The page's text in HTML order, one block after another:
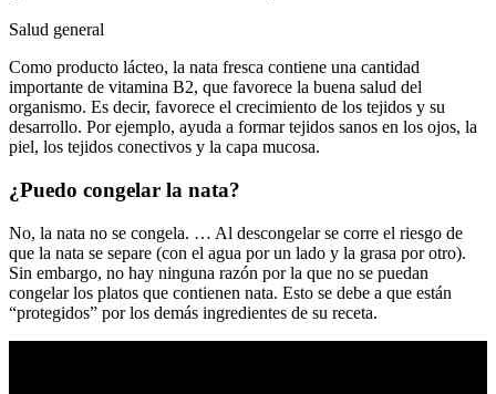
Salud general
Como producto lácteo, la nata fresca contiene una cantidad
importante de vitamina B2, que favorece la buena salud del
organismo. Es decir, favorece el crecimiento de los tejidos y su
desarrollo. Por ejemplo, ayuda a formar tejidos sanos en los ojos, la
piel, los tejidos conectivos y la capa mucosa.
¿Puedo congelar la nata?
No, la nata no se congela. … Al descongelar se corre el riesgo de
que la nata se separe (con el agua por un lado y la grasa por otro).
Sin embargo, no hay ninguna razón por la que no se puedan
congelar los platos que contienen nata. Esto se debe a que están
“protegidos” por los demás ingredientes de su receta.